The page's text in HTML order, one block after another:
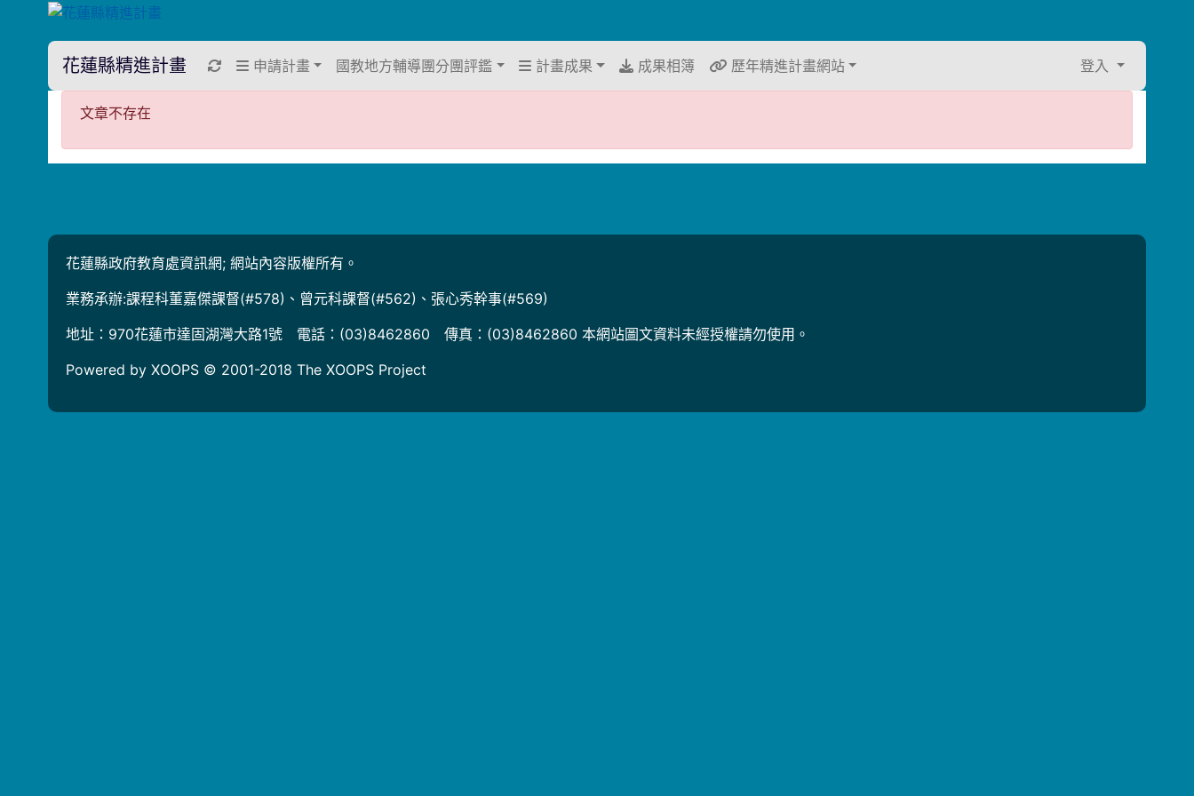
花蓮縣精進計畫 重新取得佈景設定
申請計畫 國教地方輔導團分團評鑑 計畫成果 成果相簿 歷年精進計畫網站 登入
文章不存在
文章不存在
花蓮縣政府教育處資訊網; 網站內容版權所有。
業務承辦:課程科董嘉傑課督(#578)、曾元科課督(#562)、張心秀幹事(#569)
地址：970花蓮市達固湖灣大路1號 電話：(03)8462860 傳真：(03)8462860 本網站圖文資料未經授權請勿使用。
Powered by XOOPS © 2001-2018 The XOOPS Project